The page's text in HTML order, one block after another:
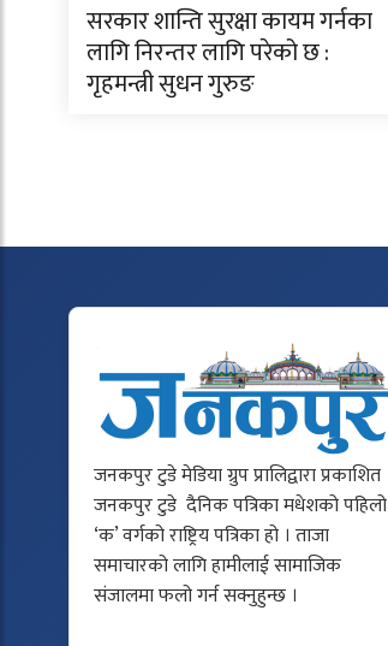
सरकार शान्ति सुरक्षा कायम गर्नका
लागि निरन्तर लागि परेको छ :
गृहमन्त्री सुधन गुरुङ
जनकपुर टुडे मेडिया ग्रुप प्रालिद्वारा प्रकाशित
जनकपुर टुडे दैनिक पत्रिका मधेशको पहिलो
‘क’ वर्गको राष्ट्रिय पत्रिका हो । ताजा
समाचारको लागि हामीलाई सामाजिक
संजालमा फलो गर्न सक्नुहुन्छ ।